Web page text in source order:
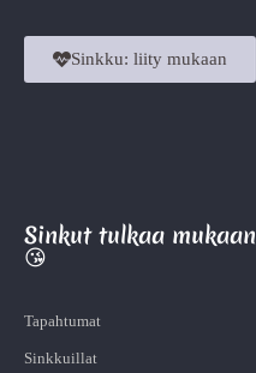
Sinkku: liity mukaan
Sinkut tulkaa mukaan
😘
Tapahtumat
Sinkkuillat